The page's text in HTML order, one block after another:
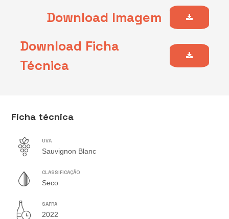
Download Imagem
Download Ficha
Técnica
Ficha técnica
UVA
Sauvignon Blanc
CLASSIFICAÇÃO
Seco
SAFRA
2022